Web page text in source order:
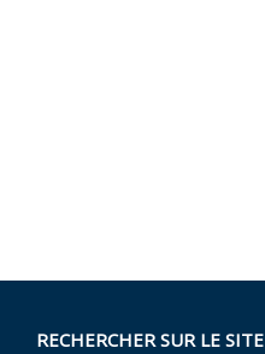
RECHERCHER SUR LE SITE